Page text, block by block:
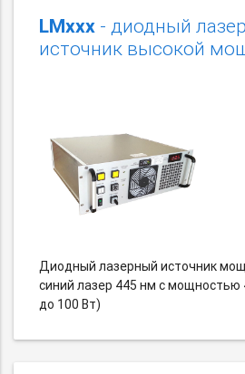
LMxxx - диодный
источник высокой
Диодный лазерный источник
синий лазер 445 нм с мощностью
до 100 Вт)